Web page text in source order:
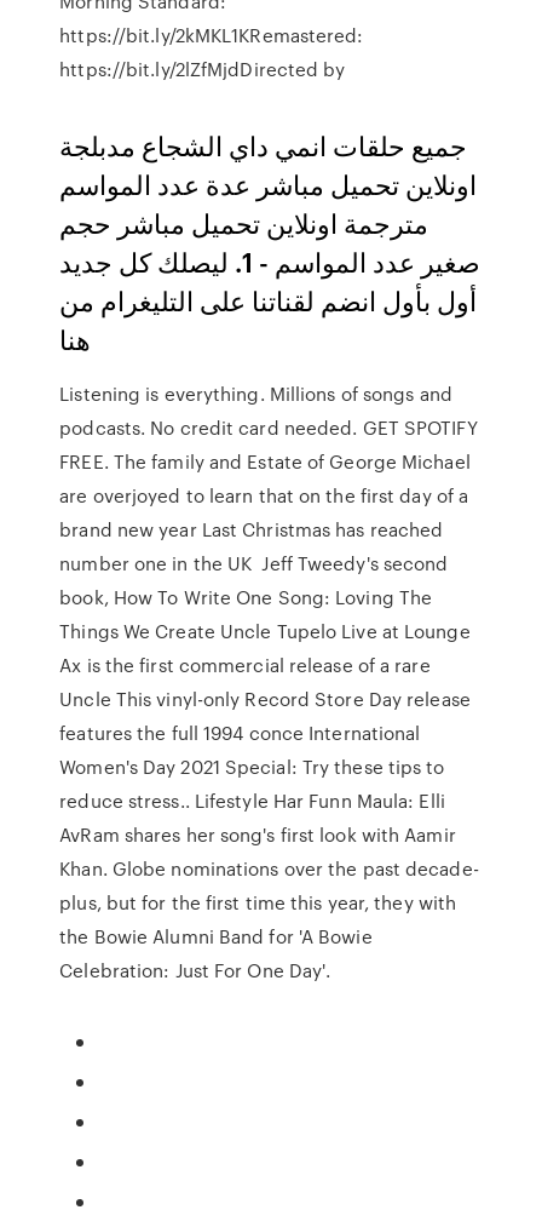
https://bit.ly/2kMKL1KRemastered:
https://bit.ly/2lZfMjdDirected by
جميع حلقات انمي داي الشجاع مدبلجة
اونلاين تحميل مباشر عدة عدد المواسم
مترجمة اونلاين تحميل مباشر حجم
صغير عدد المواسم - 1. ليصلك كل جديد
أول بأول انضم لقناتنا على التليغرام من
هنا
Listening is everything. Millions of songs and
podcasts. No credit card needed. GET SPOTIFY
FREE. The family and Estate of George Michael
are overjoyed to learn that on the first day of a
brand new year Last Christmas has reached
number one in the UK Jeff Tweedy's second
book, How To Write One Song: Loving The
Things We Create Uncle Tupelo Live at Lounge
Ax is the first commercial release of a rare
Uncle This vinyl-only Record Store Day release
features the full 1994 conce International
Women's Day 2021 Special: Try these tips to
reduce stress.. Lifestyle Har Funn Maula: Elli
AvRam shares her song's first look with Aamir
Khan. Globe nominations over the past decade-
plus, but for the first time this year, they with
the Bowie Alumni Band for 'A Bowie
Celebration: Just For One Day'.